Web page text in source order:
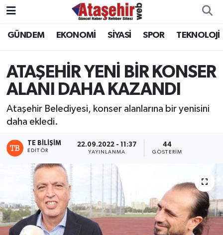
GÜNDEM EKONOMİ SİYASİ SPOR TEKNOLOJİ
ATAŞEHİR YENİ BİR KONSER
ALANI DAHA KAZANDI
Ataşehir Belediyesi, konser alanlarına bir yenisini
daha ekledi.
TE BILIŞIM
EDITÖR
22.09.2022 - 11:37
YAYINLANMA
44
GÖSTERIM
Hava Durumu
Trafik Durumu
Süper Lig Puan Durumu ve Fikstür
Tüm Manşetler
Son Dakika Haberleri
Haber Arşivi